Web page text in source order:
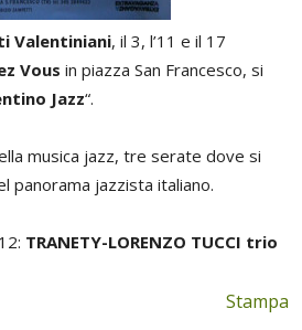
Valentiniani, il 3, l’11 e il 17
Vous in piazza San Francesco, si
Jazz“.
musica jazz, tre serate dove si
panorama jazzista italiano.
TRANETY-LORENZO TUCCI trio
Stampa